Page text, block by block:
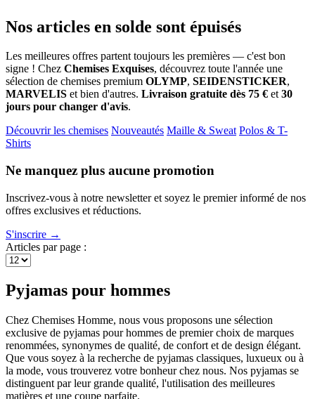
Nos articles en solde sont épuisés
Les meilleures offres partent toujours les premières — c'est bon
signe ! Chez Chemises Exquises, découvrez toute l'année une
sélection de chemises premium OLYMP, SEIDENSTICKER,
MARVELIS et bien d'autres. Livraison gratuite dès 75 € et30
jours pour changer d'avis.
Découvrir les chemises Nouveautés Maille & Sweat Polos & T-
Shirts
Ne manquez plus aucune promotion
Inscrivez-vous à notre newsletter et soyez le premier informé de nos
offres exclusives et réductions.
S'inscrire →
Articles par page :
Pyjamas pour hommes
Chez Chemises Homme, nous vous proposons une sélection
exclusive de pyjamas pour hommes de premier choix de marques
renommées, synonymes de qualité, de confort et de design élégant.
Que vous soyez à la recherche de pyjamas classiques, luxueux ou à
la mode, vous trouverez votre bonheur chez nous. Nos pyjamas se
distinguent par leur grande qualité, l'utilisation des meilleures
matières et une coupe parfaite.